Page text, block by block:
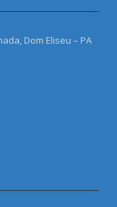
Dom Eliseu – PA